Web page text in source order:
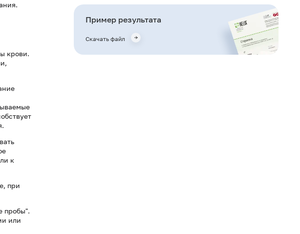
крови.
к
при
пробы".
или
Пример результата
Скачать файл